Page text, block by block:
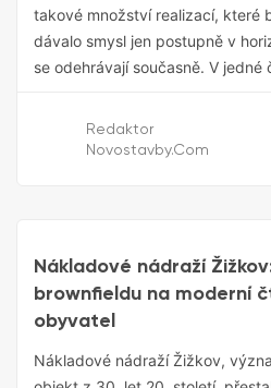
takové množství realizací, které
dávalo smysl jen postupně v
se odehrávají současně. V jedné
Redaktor
Novostavby.com
Pražský Rezidenční Trh
Nákladové nádraží
brownfieldu na moderní
obyvatel
Nákladové nádraží Žižkov,